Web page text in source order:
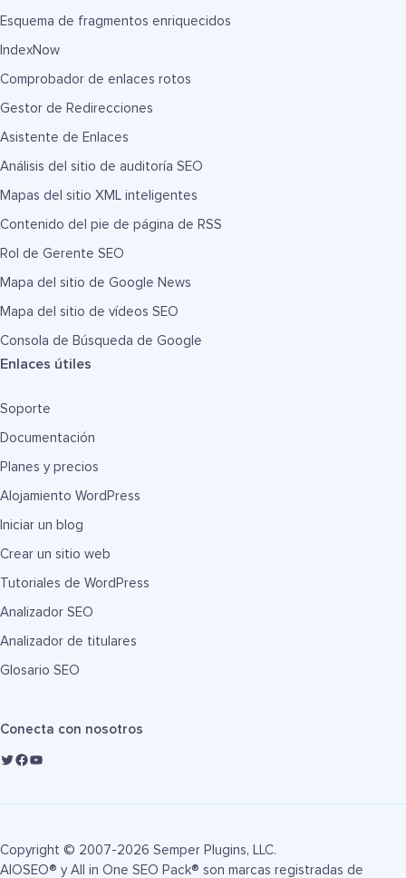
Esquema de fragmentos enriquecidos
IndexNow
Comprobador de enlaces rotos
Gestor de Redirecciones
Asistente de Enlaces
Análisis del sitio de auditoría SEO
Mapas del sitio XML inteligentes
Contenido del pie de página de RSS
Rol de Gerente SEO
Mapa del sitio de Google News
Mapa del sitio de vídeos SEO
Consola de Búsqueda de Google
Enlaces útiles
Soporte
Documentación
Planes y precios
Alojamiento WordPress
Iniciar un blog
Crear un sitio web
Tutoriales de WordPress
Analizador SEO
Analizador de titulares
Glosario SEO
Conecta con nosotros
Copyright © 2007-2026 Semper Plugins, LLC.
AIOSEO® y All in One SEO Pack® son marcas registradas de